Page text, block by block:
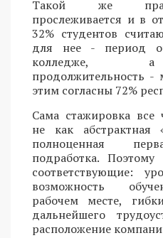
Такой же
прослеживается и в
32% студентов
для нее - период
колледже, а
продолжительность -
этим согласны 72%
Сама стажировка все
не как
полноценная
подработка.
соответствующие:
возможность
рабочем месте,
дальнейшего
расположение